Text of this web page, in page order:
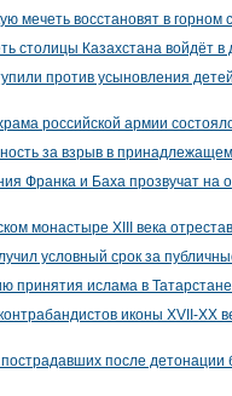
мечеть восстановят в горном
столицы Казахстана войдёт в
против усыновления
российской армии
за взрыв в
Франка и Баха прозвучат на
монастыре XIII века
условный срок за
принятия ислама в
иконы XVII-XX
после